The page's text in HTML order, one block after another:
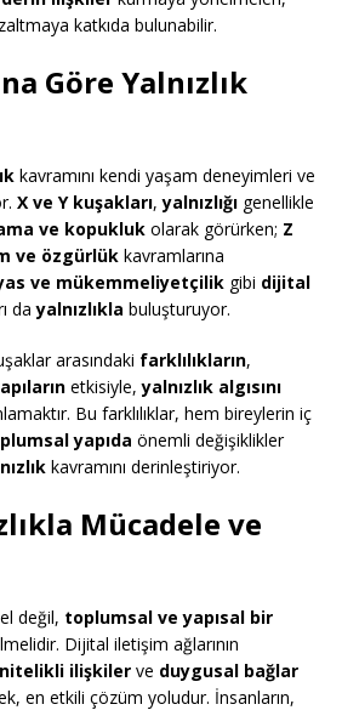
katkıda bulunabilir.
Göre Yalnızlık
kavramını kendi yaşam deneyimleri ve
X ve Y kuşakları,yalnızlığı genellikle
ve kopukluk olarak görürken; Z
ve özgürlük kavramlarına
ve mükemmeliyetçilik gibi dijital
dayalnızlıkla buluşturuyor.
arasındaki farklılıkların,
etkisiyle,yalnızlık algısını
Bu farklılıklar, hem bireylerin iç
yapıda önemli değişiklikler
kavramını derinleştiriyor.
Mücadele ve
değil, toplumsal ve yapısal bir
Dijital iletişim ağlarının
nitelikli ilişkiler ve duygusal bağlar
en etkili çözüm yoludur. İnsanların,